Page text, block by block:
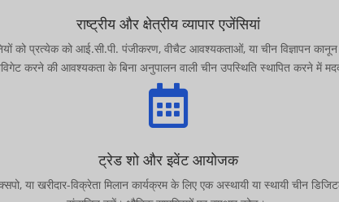
राष्ट्रीय और क्षेत्रीय व्यापार एजेंसियां
को प्रत्येक को आई.सी.पी. पंजीकरण, वीचैट आवश्यकताओं, या चीन विज्ञापन
करने की आवश्यकता के बिना अनुपालन वाली चीन उपस्थिति स्थापित करने में

ट्रेड शो और इवेंट आयोजक
या खरीदार-विक्रेता मिलान कार्यक्रम के लिए एक अस्थायी या स्थायी चीन